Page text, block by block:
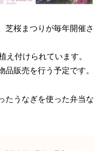
芝桜まつりが毎年開催さ
え付けられています。
販売を行う予定です。
たうなぎを使った弁当な